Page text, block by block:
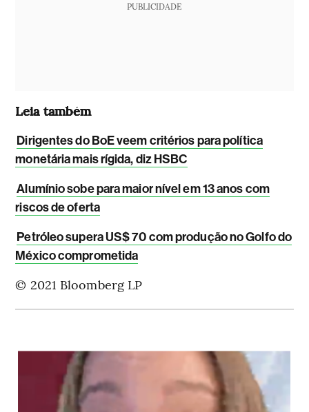
PUBLICIDADE
Leia também
Dirigentes do BoE veem critérios para política
monetária mais rígida, diz HSBC
Alumínio sobe para maior nível em 13 anos com
riscos de oferta
Petróleo supera US$ 70 com produção no Golfo do
México comprometida
© 2021 Bloomberg LP